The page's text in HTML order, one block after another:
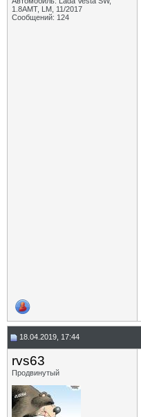
1.8AMT, LM, 11/2017
Сообщений: 124
18.04.2019, 17:44
rvs63
Продвинутый